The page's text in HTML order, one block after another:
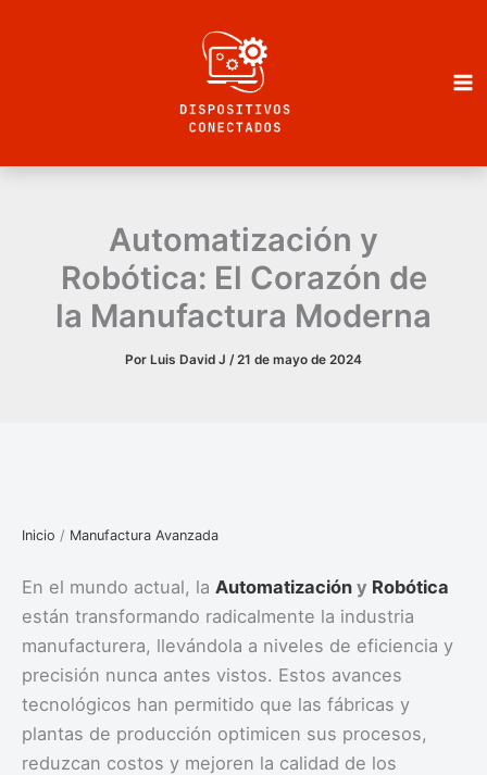
Automatización y
Robótica: El Corazón de
la Manufactura Moderna
Por Luis David J /21 de mayo de 2024
Inicio / Manufactura Avanzada
En el mundo actual, la Automatización y Robótica
están transformando radicalmente la industria
manufacturera, llevándola a niveles de eficiencia y
precisión nunca antes vistos. Estos avances
tecnológicos han permitido que las fábricas y
plantas de producción optimicen sus procesos,
reduzcan costos y mejoren la calidad de los